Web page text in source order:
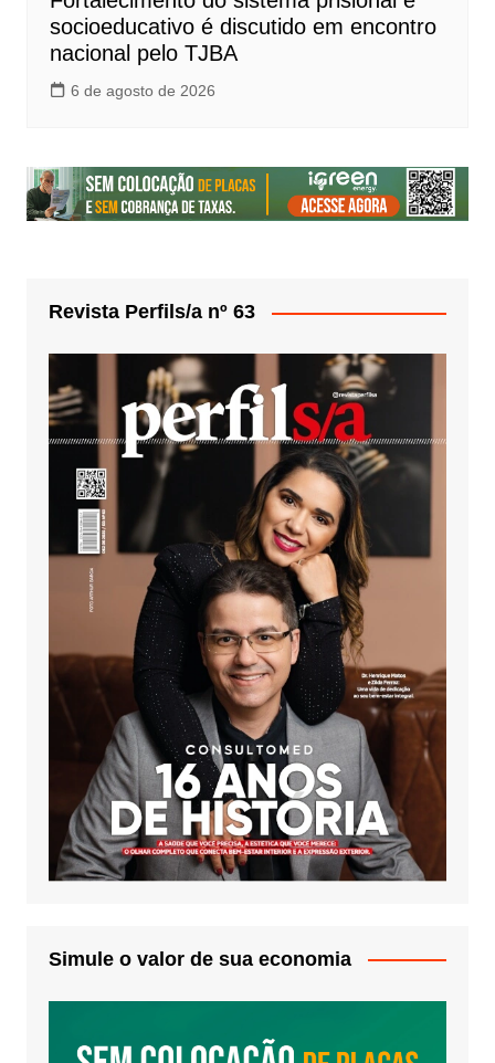
socioeducativo é discutido em encontro
nacional pelo TJBA
6 de agosto de 2026
Revista Perfils/a nº 63
Simule o valor de sua economia